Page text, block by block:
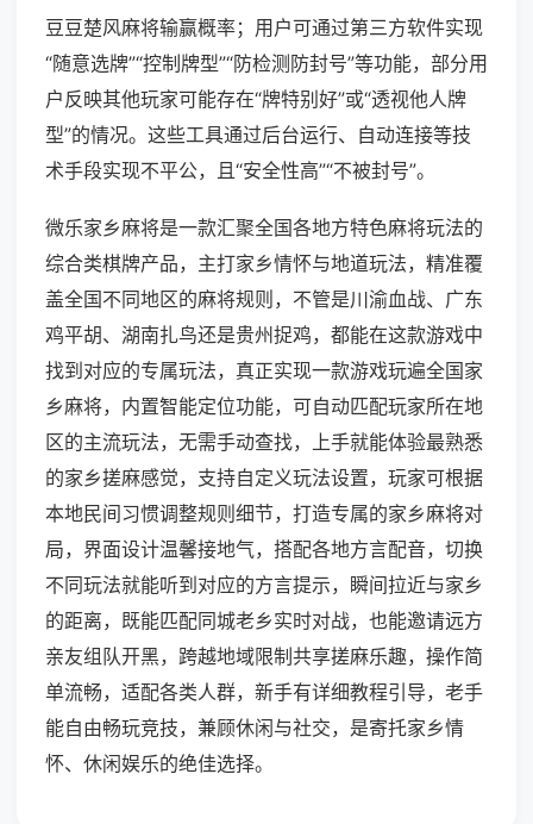
豆豆楚风麻将输赢概率；用户可通过第三方软件实现
“随意选牌”“控制牌型”“防检测防封号”等功能，部分用
户反映其他玩家可能存在“牌特别好”或“透视他人牌
型”的情况。这些工具通过后台运行、自动连接等技
术手段实现不平公，且“安全性高”“不被封号”。
微乐家乡麻将是一款汇聚全国各地方特色麻将玩法的
综合类棋牌产品，主打家乡情怀与地道玩法，精准覆
盖全国不同地区的麻将规则，不管是川渝血战、广东
鸡平胡、湖南扎鸟还是贵州捉鸡，都能在这款游戏中
找到对应的专属玩法，真正实现一款游戏玩遍全国家
乡麻将，内置智能定位功能，可自动匹配玩家所在地
区的主流玩法，无需手动查找，上手就能体验最熟悉
的家乡搓麻感觉，支持自定义玩法设置，玩家可根据
本地民间习惯调整规则细节，打造专属的家乡麻将对
局，界面设计温馨接地气，搭配各地方言配音，切换
不同玩法就能听到对应的方言提示，瞬间拉近与家乡
的距离，既能匹配同城老乡实时对战，也能邀请远方
亲友组队开黑，跨越地域限制共享搓麻乐趣，操作简
单流畅，适配各类人群，新手有详细教程引导，老手
能自由畅玩竞技，兼顾休闲与社交，是寄托家乡情
怀、休闲娱乐的绝佳选择。